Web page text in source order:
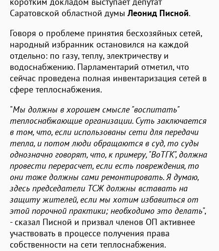
Саратовской областной думыЛеонид Писной.
Говоря о проблеме принятия бесхозяйных сетей,
народный избранник остановился на каждой
отдельно: по газу, теплу, электричеству и
водоснабжению. Парламентарий отметил, что
сейчас проведена полная инвентаризация сетей в
сфере теплоснабжения.
"Мы должны в хорошем смысле "воспитать"
теплоснабжающие организации. Суть заключается
в том, что, если использованы сети для передачи
тепла, и потом люди обращаются в суд, то суды
однозначно говорят, что, к примеру, "ВоТГК", должна
провести перерасчет, если есть повреждения, то
они тоже должны сами ремонтировать. Я думаю,
здесь председатели ТСЖ должны вставать на
защиту жителей, если мы хотим избавиться от
этой порочной практики; необходимо это делать",
- сказал Писной и призвал членов ОП активнее
участвовать в процессе получения права
собственности на сети теплоснабжения.